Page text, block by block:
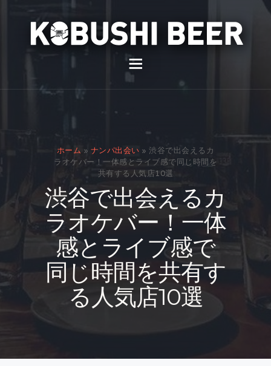
ホーム » ナンパ出会い » 渋谷で出会えるカ
ラオケバー！一体感とライブ感で同じ時間を
共有する人気店10選
渋谷で出会えるカ
ラオケバー！一体
感とライブ感で
同じ時間を共有す
る人気店10選
スナック
貸切
通販
スタッフ募集
問い合わせ